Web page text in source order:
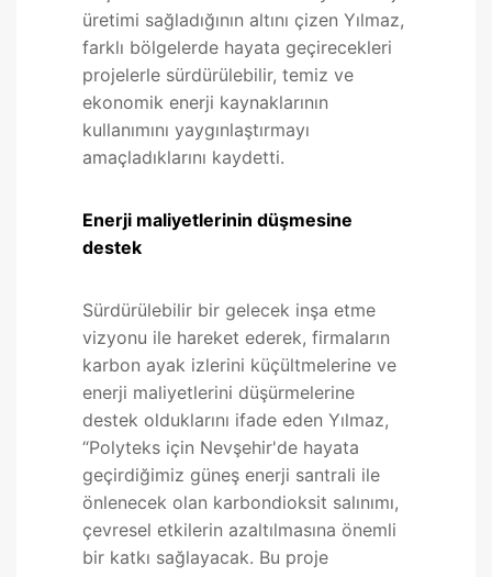
üretimi sağladığının altını çizen Yılmaz,
farklı bölgelerde hayata geçirecekleri
projelerle sürdürülebilir, temiz ve
ekonomik enerji kaynaklarının
kullanımını yaygınlaştırmayı
amaçladıklarını kaydetti.
Enerji maliyetlerinin düşmesine
destek
Sürdürülebilir bir gelecek inşa etme
vizyonu ile hareket ederek, firmaların
karbon ayak izlerini küçültmelerine ve
enerji maliyetlerini düşürmelerine
destek olduklarını ifade eden Yılmaz,
“Polyteks için Nevşehir'de hayata
geçirdiğimiz güneş enerji santrali ile
önlenecek olan karbondioksit salınımı,
çevresel etkilerin azaltılmasına önemli
bir katkı sağlayacak. Bu proje